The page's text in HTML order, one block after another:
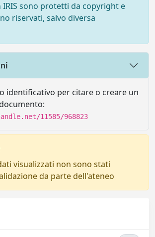
sono protetti da copyright e
riservati, salvo diversa
identificativo per citare o creare un
11585/968823
visualizzati non sono stati
da parte dell'ateneo